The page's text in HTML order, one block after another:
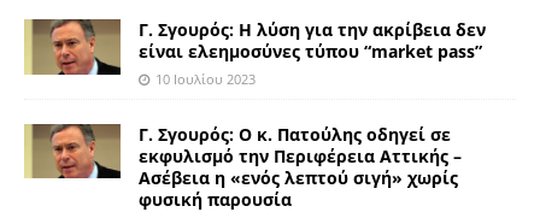
Γ. Σγουρός: Η λύση για την ακρίβεια δεν
είναι ελεημοσύνες τύπου “market pass”
10 Ιουλίου 2023
Γ. Σγουρός: Ο κ. Πατούλης οδηγεί σε
εκφυλισμό την Περιφέρεια Αττικής –
Ασέβεια η «ενός λεπτού σιγή» χωρίς
φυσική παρουσία